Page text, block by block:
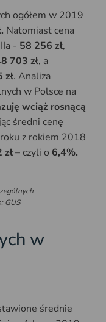
ogółem w 2019
Natomiast cena
- 58 256 zł,
703 zł, a
zł. Analiza
w Polsce na
wciąż rosnącą
średni cenę
z rokiem 2018
zł– czyli o 6,4%.
GUS
w
średnie